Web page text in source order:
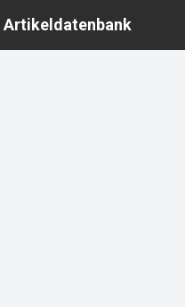
Artikeldatenbank